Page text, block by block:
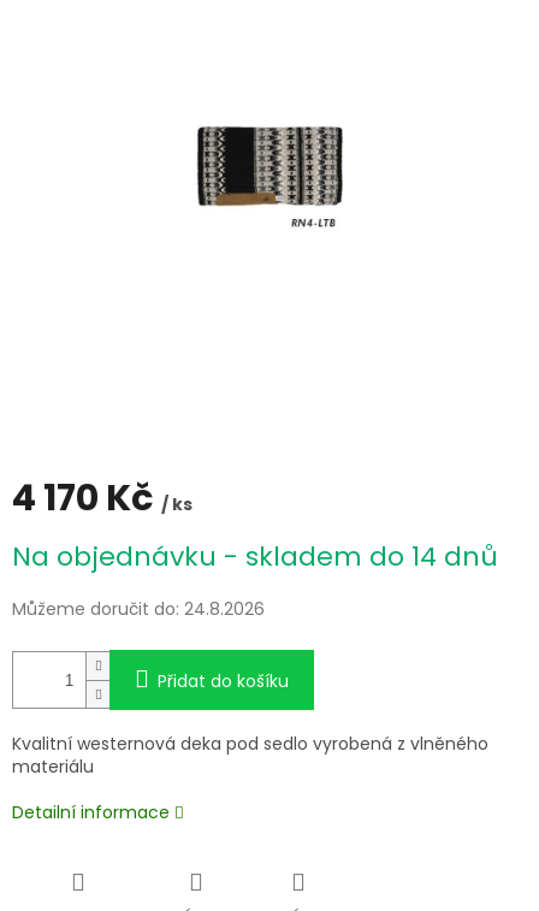
4 170 Kč / ks
cena:
Na objednávku - skladem do 14 dnů
Můžeme doručit do: 24.8.2026
Přidat do košíku
Kvalitní westernová deka pod sedlo vyrobená z vlněného
materiálu
Detailní informace